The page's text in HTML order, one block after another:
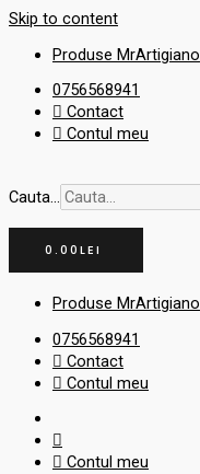
Skip to content
Produse MrArtigiano
0756568941
Contact
Contul meu
Cauta...
0.00 LEI
Produse MrArtigiano
0756568941
Contact
Contul meu
Contul meu